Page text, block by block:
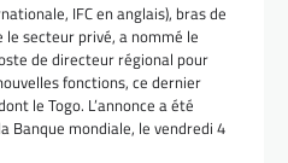
IFC en anglais), bras de
le secteur privé, a nommé le
de directeur régional pour
fonctions, ce dernier
le Togo. L’annonce a été
Banque mondiale, le vendredi 4